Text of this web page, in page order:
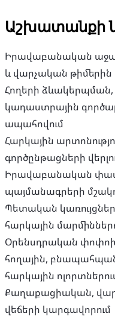
Աշխատանքի
Իրավաբանական
և վարչական թիմերին
Հողերի ձևակերպման,
կադաստրային
ապահովում
Հարկային
գործընթացների
Իրավաբանական
պայմանագրերի
Պետական
հարկային
Օրենսդրական
հողային,
հարկային
Քաղաքացիական,
վեճերի կարգավորում